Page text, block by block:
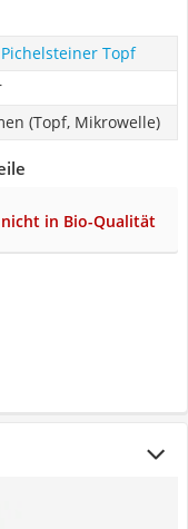
Topf
(Topf, Mikrowelle)
nicht in Bio-Qualität